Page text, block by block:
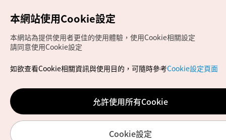
Copyrights (c) 韓國觀光公社版權所有
如有相關疑問或建議，歡迎來信至官方信箱
chinese_big5@knto.or.kr
本網站使用Cookie設定
本網站為提供使用者更佳的使用體驗，使用Cookie相關設定
請同意使用Cookie設定
如欲查看Cookie相關資訊與使用目的，可隨時參考Cookie設定頁面
允許使用所有Cookie
Cookie設定